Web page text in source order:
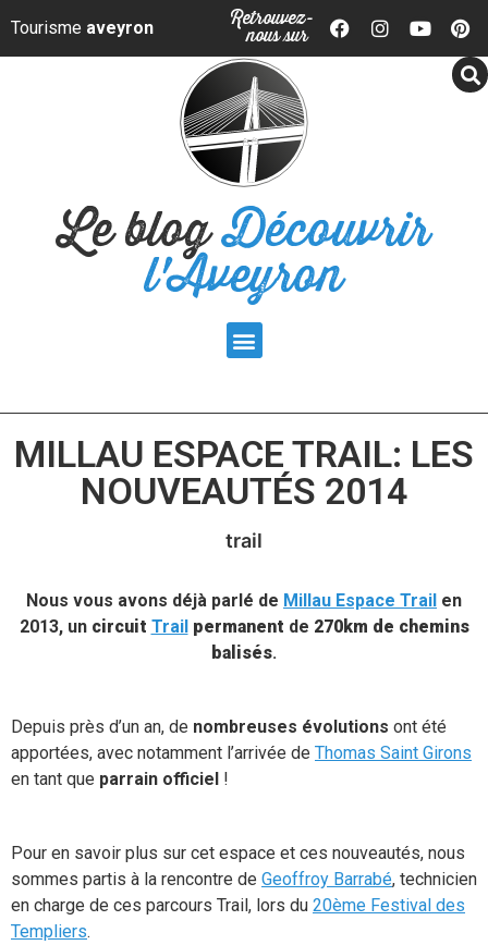
Panneau de gestion des cookies
Tourisme aveyron Retrouvez-
nous sur
Le blogDécouvrir
l'Aveyron
MILLAU ESPACE TRAIL: LES
NOUVEAUTÉS 2014
trail
Nous vous avons déjà parlé de Millau Espace Trail en
2013, un circuit Trail permanent de 270km de chemins
balisés.
Depuis près d’un an, de nombreuses évolutions ont été
apportées, avec notamment l’arrivée de Thomas Saint Girons
en tant que parrain officiel !
Pour en savoir plus sur cet espace et ces nouveautés, nous
sommes partis à la rencontre de Geoffroy Barrabé, technicien
en charge de ces parcours Trail, lors du 20ème Festival des
Templiers.